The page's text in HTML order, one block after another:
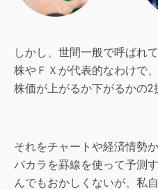
しかし、世間一般で呼ばれ
株やＦＸが代表的なわけで
株価が上がるか下がるかの2
それをチャートや経済情勢
バカラを罫線を使って予測
んでもおかしくないが、私